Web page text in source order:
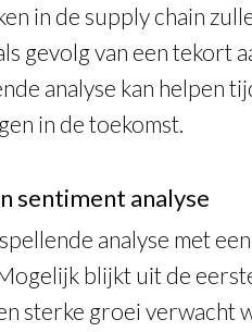
in de supply chain
gevolg van een tekort
analyse kan helpen
in de toekomst.
sentiment analyse
analyse met
blijkt uit de
sterke groei verwacht